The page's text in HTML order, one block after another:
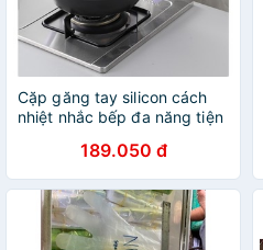
Cặp găng tay silicon cách
nhiệt nhắc bếp đa năng tiện
189.050 đ